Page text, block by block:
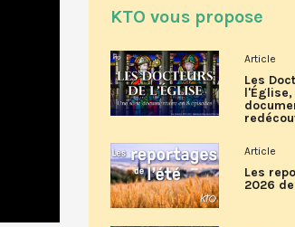
KTO vous propose
Article
Les
l'Église,
Article
Les
2026 de